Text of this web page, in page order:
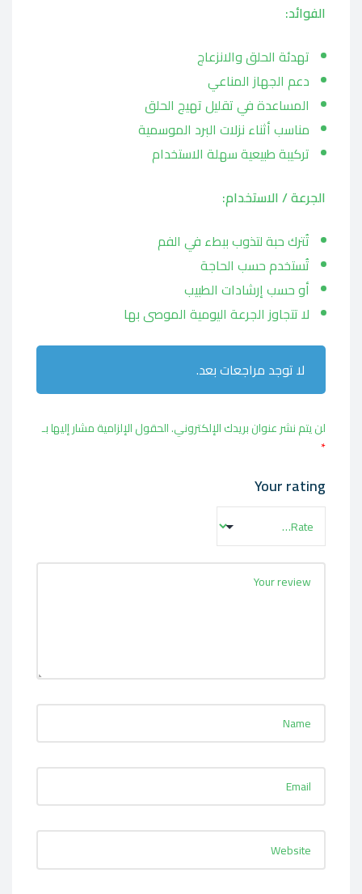
الفوائد:
تهدئة الحلق والانزعاج
دعم الجهاز المناعي
المساعدة في تقليل تهيج الحلق
مناسب أثناء نزلات البرد الموسمية
تركيبة طبيعية سهلة الاستخدام
الجرعة / الاستخدام:
تُترك حبة لتذوب ببطء في الفم
تُستخدم حسب الحاجة
أو حسب إرشادات الطبيب
لا تتجاوز الجرعة اليومية الموصى بها
لا توجد مراجعات بعد.
لن يتم نشر عنوان بريدك الإلكتروني.الحقول الإلزامية مشار إليها بـ
*
Your rating